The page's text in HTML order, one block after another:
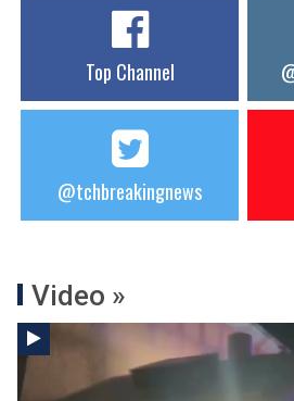
Top Channel
@tchbreakingnews
Video »